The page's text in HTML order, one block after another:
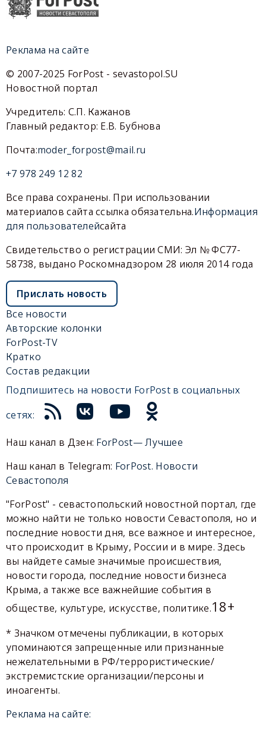
Реклама на сайте
© 2007-2025 ForPost - sevastopol.SU
Новостной портал
Учредитель: С.П. Кажанов
Главный редактор: Е.В. Бубнова
Почта:moder_forpost@mail.ru
+7 978 249 12 82
Все права сохранены. При использовании
материалов сайта ссылка обязательна.Информация
для пользователейсайта
Свидетельство о регистрации СМИ: Эл № ФС77-
58738, выдано Роскомнадзором 28 июля 2014 года
Прислать новость
Все новости
Авторские колонки
ForPost-TV
Кратко
Состав редакции
Подпишитесь на новости ForPost в социальных
сетях:
Наш канал в Дзен: ForPost— Лучшее
Наш канал в Telegram: ForPost. Новости
Севастополя
"ForPost" - севастопольский новостной портал, где
можно найти не только новости Севастополя, но и
последние новости дня, все важное и интересное,
что происходит в Крыму, России и в мире. Здесь
вы найдете самые значимые происшествия,
новости города, последние новости бизнеса
Крыма, а также все важнейшие события в
обществе, культуре, искусстве, политике.18+
* Значком отмечены публикации, в которых
упоминаются запрещенные или признанные
нежелательными в РФ/террористические/
экстремистские организации/персоны и
иноагенты.
Реклама на сайте: